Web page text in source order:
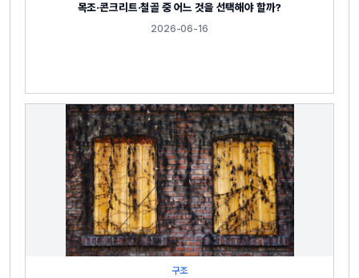
목조·콘크리트·철골 중 어느 것을 선택해야 할까?
2026-06-16
구조